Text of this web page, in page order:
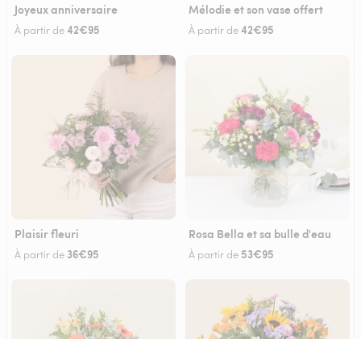
Joyeux anniversaire
À partir de42€95
Mélodie et son vase offert
À partir de42€95
Plaisir fleuri
À partir de 36€95
Rosa Bella et sa bulle d'eau
À partir de 53€95